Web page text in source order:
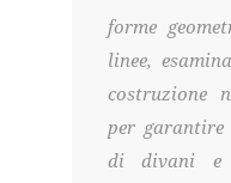
forme
linee,
costruzione
per garantire
di divani e